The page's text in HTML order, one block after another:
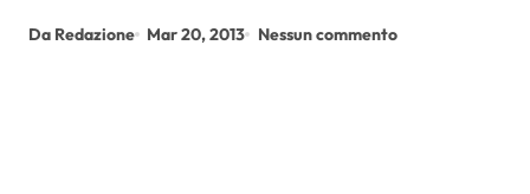
Da Redazione Mar 20, 2013 Nessun commento